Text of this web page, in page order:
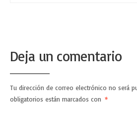
Deja un comentario
Tu dirección de correo electrónico no será
obligatorios están marcados con *